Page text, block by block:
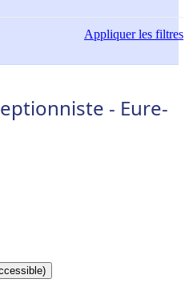
Appliquerles filtres
- Eure-